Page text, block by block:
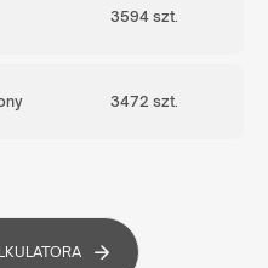
3594 szt.
3472 szt.